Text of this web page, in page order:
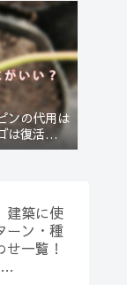
ンの代用は
は復活する
建築に使
ーン・種
一覧！